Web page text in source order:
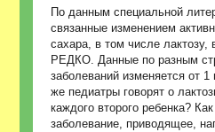
По данным специальной
связанные изменением
сахара, в том числе
РЕДКО. Данные по разным
заболеваний изменяется от
же педиатры говорят о
каждого второго ребенка?
заболевание, приводящее,